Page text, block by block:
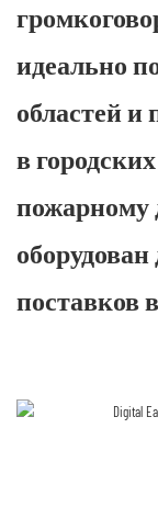
идеально
областей и
в
пожарному
поставков